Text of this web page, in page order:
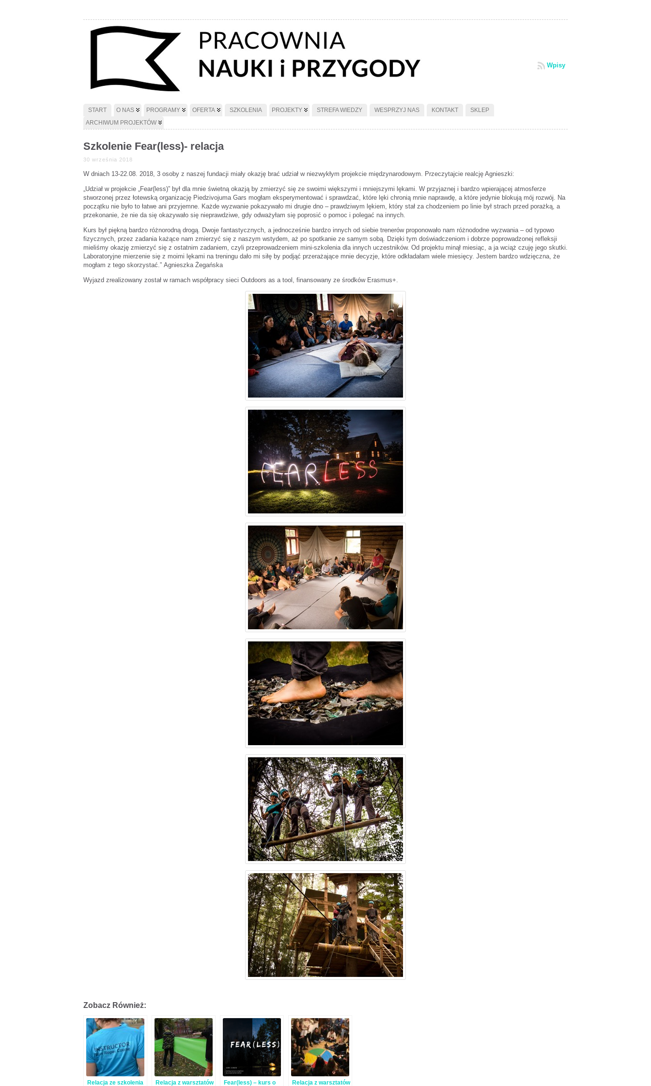
Wpisy
START O NAS PROGRAMY OFERTA SZKOLENIA PROJEKTY STREFA WIEDZY WESPRZYJ NAS KONTAKT
SKLEP
ARCHIWUM PROJEKTÓW
Szkolenie Fear(less)- relacja
30 września 2018
W dniach 13-22.08. 2018, 3 osoby z naszej fundacji miały okazję brać udział w niezwykłym projekcie międzynarodowym. Przeczytajcie realcję Agnieszki:
„Udział w projekcie „Fear(less)” był dla mnie świetną okazją by zmierzyć się ze swoimi większymi i mniejszymi lękami. W przyjaznej i bardzo wpierającej atmosferze
stworzonej przez łotewską organizację Piedzivojuma Gars mogłam eksperymentować i sprawdzać, które lęki chronią mnie naprawdę, a które jedynie blokują mój rozwój. Na
początku nie było to łatwe ani przyjemne. Każde wyzwanie pokazywało mi drugie dno – prawdziwym lękiem, który stał za chodzeniem po linie był strach przed porażką, a
przekonanie, że nie da się okazywało się nieprawdziwe, gdy odważyłam się poprosić o pomoc i polegać na innych.
Kurs był piękną bardzo różnorodną drogą. Dwoje fantastycznych, a jednocześnie bardzo innych od siebie trenerów proponowało nam różnododne wyzwania – od typowo
fizycznych, przez zadania każące nam zmierzyć się z naszym wstydem, aż po spotkanie ze samym sobą. Dzięki tym doświadczeniom i dobrze poprowadzonej refleksji
mieliśmy okazję zmierzyć się z ostatnim zadaniem, czyli przeprowadzeniem mini-szkolenia dla innych uczestników. Od projektu minął miesiąc, a ja wciąż czuję jego skutki.
Laboratoryjne mierzenie się z moimi lękami na treningu dało mi siłę by podjąć przerażające mnie decyzje, które odkładałam wiele miesięcy. Jestem bardzo wdzięczna, że
mogłam z tego skorzystać.” Agnieszka Żegańska
Wyjazd zrealizowany został w ramach współpracy sieci Outdoors as a tool, finansowany ze środków Erasmus+.
Zobacz Również:
Relacja ze szkolenia Relacja z warsztatów Fear(less) – kurs o Relacja z warsztatów